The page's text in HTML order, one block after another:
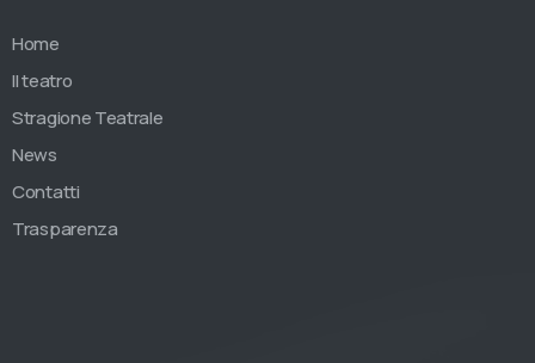
Home
Il teatro
Stragione Teatrale
News
Contatti
Trasparenza